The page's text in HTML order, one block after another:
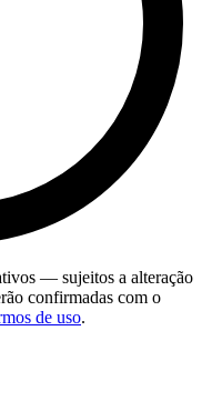
— sujeitos a alteração
confirmadas com o
de uso.